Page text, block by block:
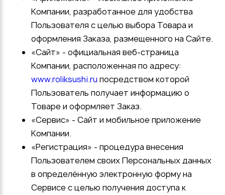
Компании, разработанное для удобства
Пользователя с целью выбора Товара и
оформления Заказа, размещенного на Сайте.
«Сайт» - официальная веб-страница
Компании, расположенная по адресу:
www.roliksushi.ru посредством которой
Пользователь получает информацию о
Товаре и оформляет Заказ.
«Сервис» - Сайт и мобильное приложение
Компании.
«Регистрация» - процедура внесения
Пользователем своих Персональных данных
в определённую электронную форму на
Сервисе с целью получения доступа к